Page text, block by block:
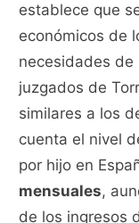
establece que
económicos de
necesidades de
juzgados de
similares a los
cuenta el nivel
por hijo en
mensuales,
de los ingresos